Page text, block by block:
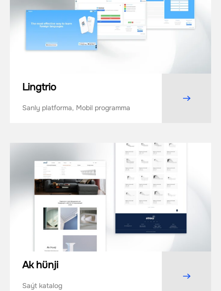
Lingtrio
Sanly platforma, Mobil programma
Ak hünji
Saýt katalog